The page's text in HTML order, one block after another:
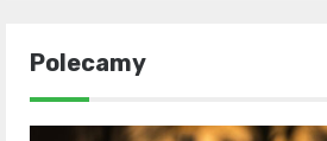
Polecamy